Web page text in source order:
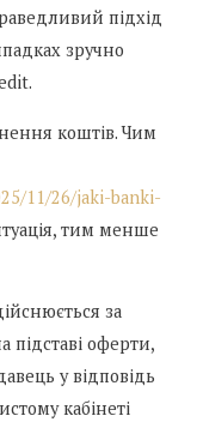
підхід
зручно
коштів. Чим
11/26/jaki-banki-
тим менше
за
підставі оферти,
у відповідь
кабінеті